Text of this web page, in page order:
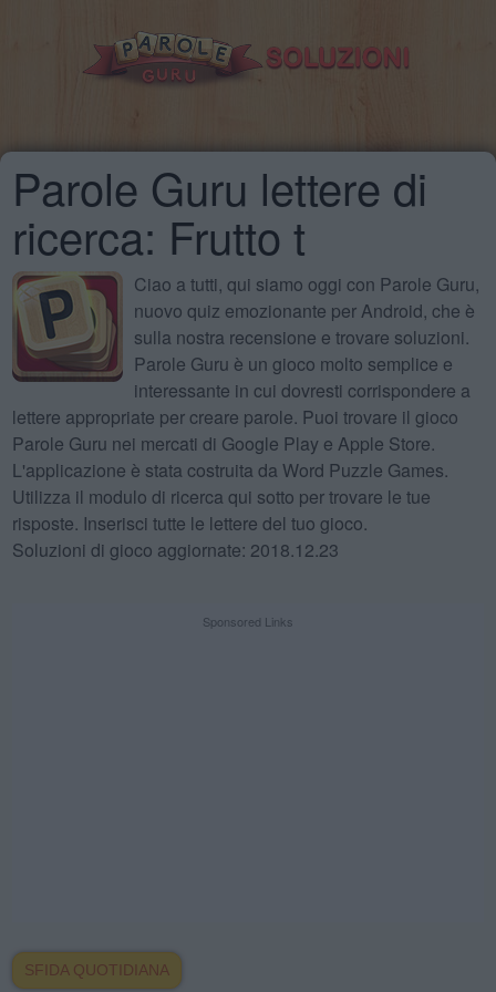
Parole Guru lettere di
ricerca: Frutto t
Ciao a tutti, qui siamo oggi con Parole Guru,
nuovo quiz emozionante per Android, che è
sulla nostra recensione e trovare soluzioni.
Parole Guru è un gioco molto semplice e
interessante in cui dovresti corrispondere a
lettere appropriate per creare parole. Puoi trovare il gioco
Parole Guru nei mercati di Google Play e Apple Store.
L'applicazione è stata costruita da Word Puzzle Games.
Utilizza il modulo di ricerca qui sotto per trovare le tue
risposte. Inserisci tutte le lettere del tuo gioco.
Soluzioni di gioco aggiornate: 2018.12.23
Sponsored Links
SFIDA QUOTIDIANA